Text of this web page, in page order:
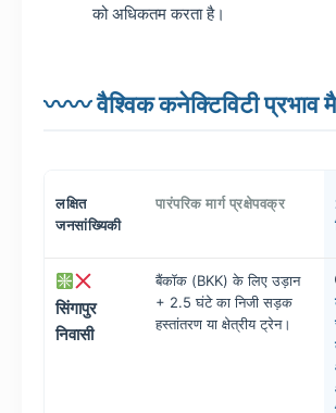
को अधिकतम करता है।
〰〰 वैश्विक कनेक्टिविटी प्रभाव
लक्षित
जनसांख्यिकी
पारंपरिक मार्ग प्रक्षेपवक्र
सिंगापुर
निवासी
बैंकॉक (BKK) के लिए उड़ान
+ 2.5 घंटे का निजी सड़क
हस्तांतरण या क्षेत्रीय ट्रेन।